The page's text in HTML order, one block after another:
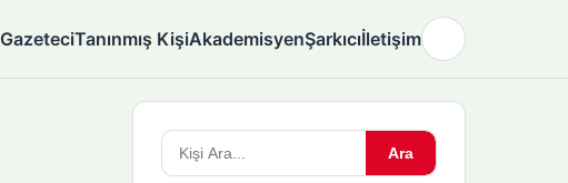
GazeteciTanınmış KişiAkademisyenŞarkıcıİletişim
Arama
yapın:
Ara